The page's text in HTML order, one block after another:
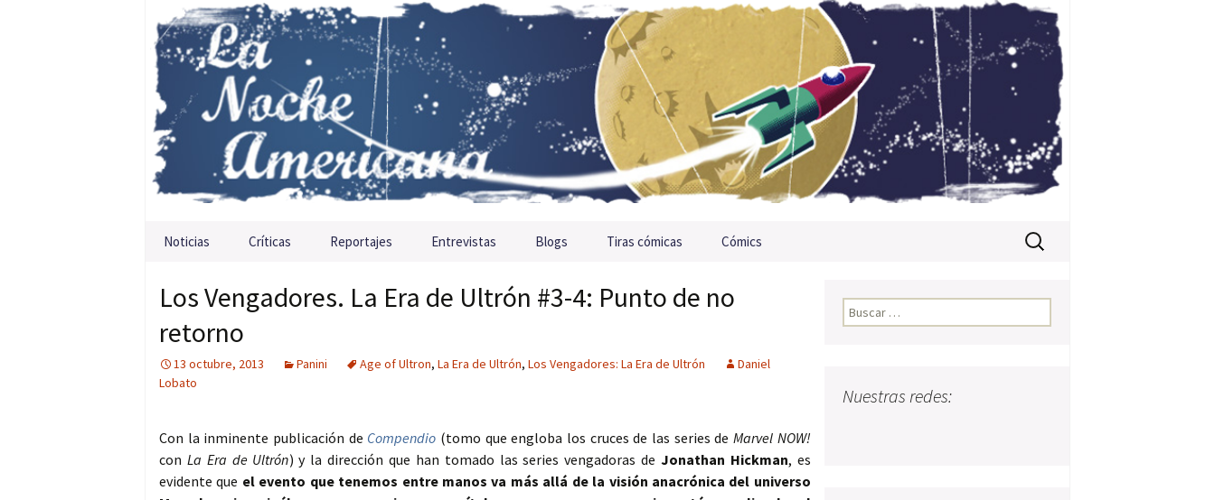
Saltar al contenido
Noticias Críticas Reportajes Entrevistas Blogs Tiras cómicas Cómics Buscar:
Los Vengadores. La Era de Ultrón #3-4: Punto de no
retorno
13 octubre, 2013 Panini Age of Ultron, La Era de Ultrón, Los Vengadores: La Era de Ultrón
Daniel
Lobato
Con la inminente publicación de Compendio (tomo que engloba los cruces de las series deMarvel NOW!
con La Era de Ultrón) y la dirección que han tomado las series vengadoras de Jonathan Hickman, es
evidente que el evento que tenemos entre manos va más allá de la visión anacrónica del universo
Buscar:
Nuestras redes: